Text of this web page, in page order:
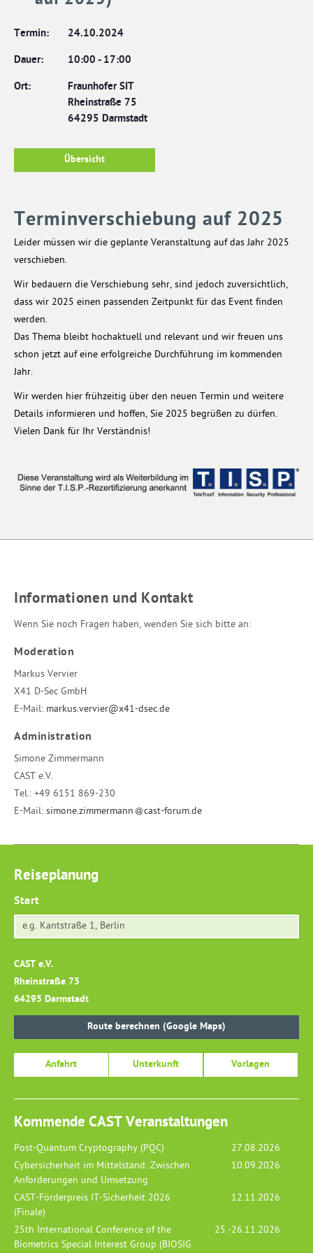
Termin:
24.10.2024
Dauer:
10:00 - 17:00
Ort:
Fraunhofer SIT
Rheinstraße 75
64295 Darmstadt
Übersicht
Terminverschiebung auf 2025
Leider müssen wir die geplante Veranstaltung auf das Jahr 2025
verschieben.
Wir bedauern die Verschiebung sehr, sind jedoch zuversichtlich,
dass wir 2025 einen passenden Zeitpunkt für das Event finden
werden.
Das Thema bleibt hochaktuell und relevant und wir freuen uns
schon jetzt auf eine erfolgreiche Durchführung im kommenden
Jahr.
Wir werden hier frühzeitig über den neuen Termin und weitere
Details informieren und hoffen, Sie 2025 begrüßen zu dürfen.
Vielen Dank für Ihr Verständnis!
Informationen und Kontakt
Wenn Sie noch Fragen haben, wenden Sie sich bitte an:
Moderation
Markus Vervier
X41 D-Sec GmbH
E-Mail: markus.vervier@x41-dsec.de
Administration
Simone Zimmermann
CAST e.V.
Tel.: +49 6151 869-230
E-Mail: simone.zimmermann cast-forum.de
Reiseplanung
Start
CAST e.V.
Rheinstraße 75
64295 Darmstadt
Route berechnen (Google Maps)
Anfahrt Unterkunft Vorlagen
Kommende CAST Veranstaltungen
Post-Quantum Cryptography (PQC)
27.08.2026
Cybersicherheit im Mittelstand: Zwischen
Anforderungen und Umsetzung
10.09.2026
CAST-Förderpreis IT-Sicherheit 2026
(Finale)
12.11.2026
25th International Conference of the
Biometrics Special Interest Group (BIOSIG
25.-26.11.2026